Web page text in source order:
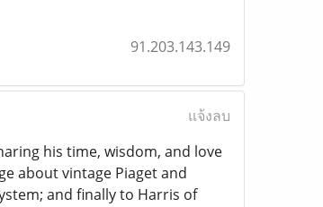
91.203.143.149
แจ้งลบ
his time, wisdom, and love
about vintage Piaget and
and finally to Harris of